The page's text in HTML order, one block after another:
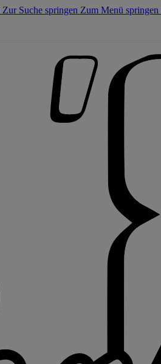
Zur Suche springen Zum Menü springen